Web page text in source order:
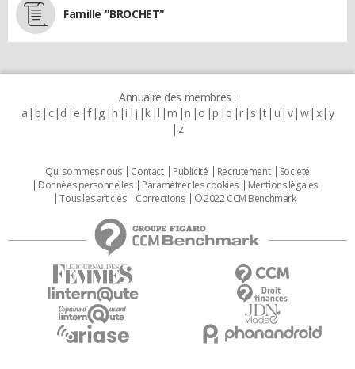
Famille "BROCHET"
Annuaire des membres :
a b c d e f g h i j k l m n o p q r s t u v w x y
z
Qui sommes nous Contact Publicité Recrutement
Societé
Données personnelles
Paramétrer les cookies
Mentions légales
Tous les articles
Corrections © 2022 CCM Benchmark